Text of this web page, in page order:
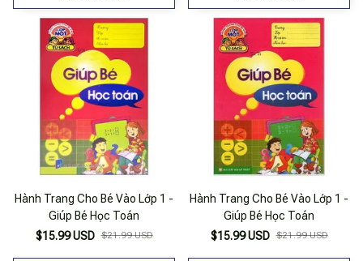
Hành Trang Cho Bé Vào Lớp 1 -
Giúp Bé Học Toán
$15.99 USD $21.99 USD
Hành Trang Cho Bé Vào Lớp 1 -
Giúp Bé Học Toán
$15.99 USD $21.99 USD